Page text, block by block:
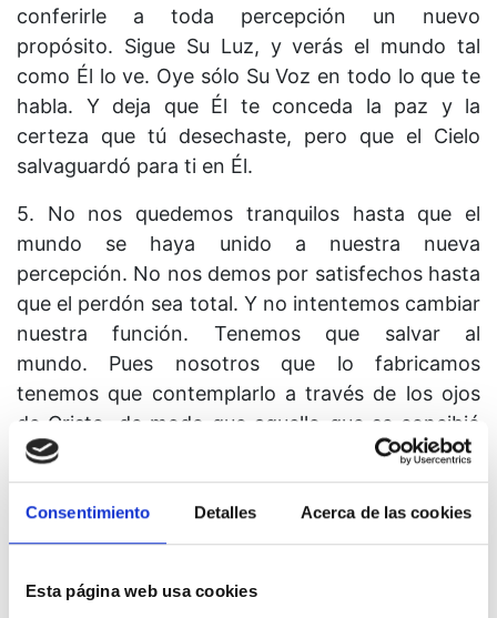
Consentimiento Detalles Acerca de las cookies
Esta página web usa cookies
conferirle a toda percepción un nuevo
propósito. Sigue Su Luz, y verás el mundo tal
como Él lo ve. Oye sólo Su Voz en todo lo que te
habla. Y deja que Él te conceda la paz y la
certeza que tú desechaste, pero que el Cielo
salvaguardó para ti en Él.
5. No nos quedemos tranquilos hasta que el
mundo se haya unido a nuestra nueva
percepción. No nos demos por satisfechos hasta
que el perdón sea total. Y no intentemos cambiar
nuestra función. Tenemos que salvar al
mundo. Pues nosotros que lo fabricamos
tenemos que contemplarlo a través de los ojos
de Cristo, de modo que aquello que se concibió
para que muriese pueda ser restituido a la vida
eterna.